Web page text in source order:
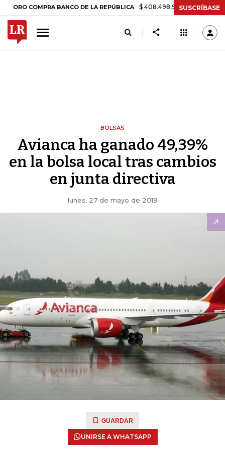
COMPRA BANCO DE LA REPÚBLICA $ 408.498,97 +$ 8.753,81 +2,19%
SUSCRÍBASE
BOLSAS
Avianca ha ganado 49,39%
en la bolsa local tras cambios
en junta directiva
lunes, 27 de mayo de 2019
GUARDAR
UNIRSE A WHATSAPP